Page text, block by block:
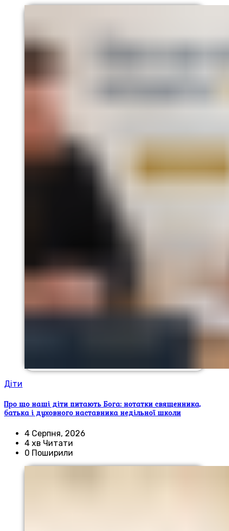
Діти
Про що наші діти питають Бога: нотатки священника,
батька і духовного наставника недільної школи
4 Серпня, 2026
4 хв Читати
0 Поширили